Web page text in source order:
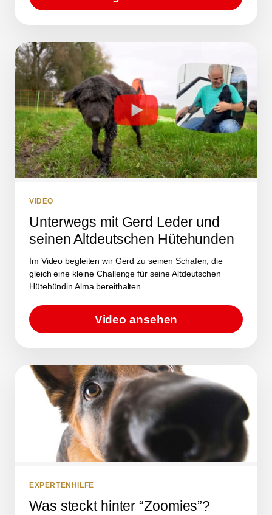
VIDEO
Unterwegs mit Gerd Leder und
seinen Altdeutschen Hütehunden
Im Video begleiten wir Gerd zu seinen Schafen, die
gleich eine kleine Challenge für seine Altdeutschen
Hütehündin Alma bereithalten.
Video ansehen
EXPERTENHILFE
Was steckt hinter “Zoomies”?